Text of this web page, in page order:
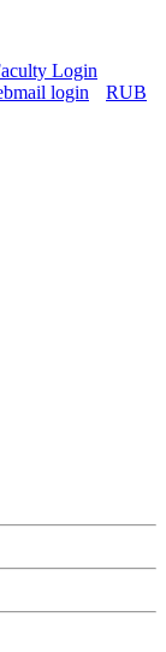
Login
login
RUB